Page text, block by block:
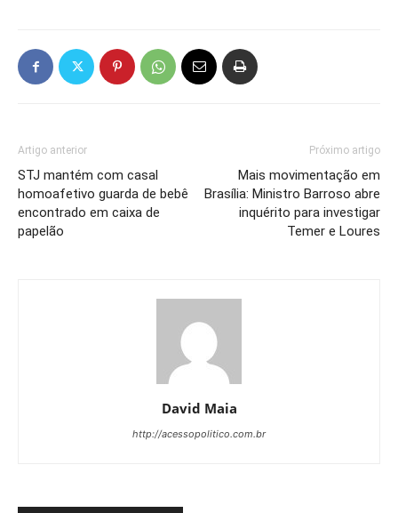
Artigo anterior
STJ mantém com casal
homoafetivo guarda de bebê
encontrado em caixa de
papelão
Próximo artigo
Mais movimentação em
Brasília: Ministro Barroso abre
inquérito para investigar
Temer e Loures
David Maia
http://acessopolitico.com.br